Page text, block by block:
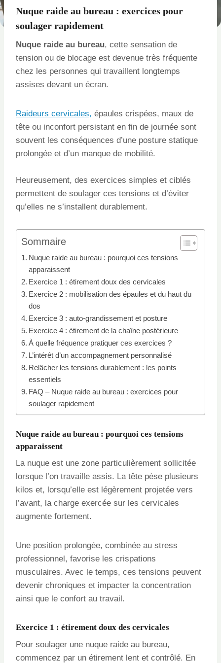
Nuque raide au bureau : exercices pour
soulager rapidement
Nuque raide au bureau, cette sensation de
tension ou de blocage est devenue très fréquente
chez les personnes qui travaillent longtemps
assises devant un écran.
Raideurs cervicales, épaules crispées, maux de
tête ou inconfort persistant en fin de journée sont
souvent les conséquences d’une posture statique
prolongée et d’un manque de mobilité.
Heureusement, des exercices simples et ciblés
permettent de soulager ces tensions et d’éviter
qu’elles ne s’installent durablement.
Sommaire
Nuque raide au bureau : pourquoi ces tensions
apparaissent
Exercice 1 : étirement doux des cervicales
Exercice 2 : mobilisation des épaules et du haut du
dos
Exercice 3 : auto-grandissement et posture
Exercice 4 : étirement de la chaîne postérieure
À quelle fréquence pratiquer ces exercices ?
L’intérêt d’un accompagnement personnalisé
Relâcher les tensions durablement : les points
essentiels
FAQ – Nuque raide au bureau : exercices pour
soulager rapidement
Nuque raide au bureau : pourquoi ces tensions
apparaissent
La nuque est une zone particulièrement sollicitée
lorsque l’on travaille assis. La tête pèse plusieurs
kilos et, lorsqu’elle est légèrement projetée vers
l’avant, la charge exercée sur les cervicales
augmente fortement.
Une position prolongée, combinée au stress
professionnel, favorise les crispations
musculaires. Avec le temps, ces tensions peuvent
devenir chroniques et impacter la concentration
ainsi que le confort au travail.
Exercice 1 : étirement doux des cervicales
Pour soulager une nuque raide au bureau,
commencez par un étirement lent et contrôlé. En